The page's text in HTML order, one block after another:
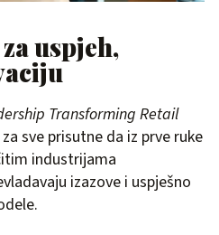
uspjeh,
Transforming Retail
sve prisutne da iz prve ruke
industrijama
izazove i uspješno